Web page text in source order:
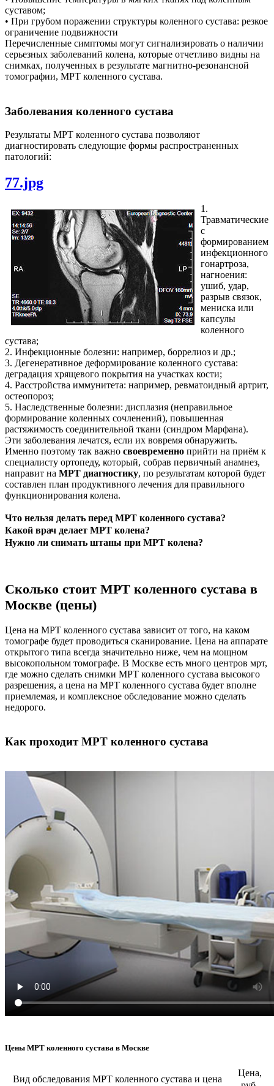
суставом;
• При грубом поражении структуры коленного сустава: резкое
ограничение подвижности
Перечисленные симптомы могут сигнализировать о наличии
серьезных заболеваний колена, которые отчетливо видны на
снимках, полученных в результате магнитно-резонансной
томографии, МРТ коленного сустава.
Заболевания коленного сустава
Результаты МРТ коленного сустава позволяют
диагностировать следующие формы распространенных
патологий:
77.jpg
1.
Травматические
с
формированием
инфекционного
гонартроза,
нагноения:
ушиб, удар,
разрыв связок,
мениска или
капсулы
коленного
сустава;
2. Инфекционные болезни: например, боррелиоз и др.;
3. Дегенеративное деформирование коленного сустава:
деградация хрящевого покрытия на участках кости;
4. Расстройства иммунитета: например, ревматоидный артрит,
остеопороз;
5. Наследственные болезни: дисплазия (неправильное
формирование коленных сочленений), повышенная
растяжимость соединительной ткани (синдром Марфана).
Эти заболевания лечатся, если их вовремя обнаружить.
Именно поэтому так важно своевременно прийти на приём к
специалисту ортопеду, который, собрав первичный анамнез,
направит на МРТ диагностику, по результатам которой будет
составлен план продуктивного лечения для правильного
функционирования колена.
Что нельзя делать перед МРТ коленного сустава?
Какой врач делает МРТ колена?
Нужно ли снимать штаны при МРТ колена?
Сколько стоит МРТ коленного сустава в
Москве (цены)
Цена на МРТ коленного сустава зависит от того, на каком
томографе будет проводиться сканирование. Цена на аппарате
открытого типа всегда значительно ниже, чем на мощном
высокопольном томографе. В Москве есть много центров мрт,
где можно сделать снимки МРТ коленного сустава высокого
разрешения, а цена на МРТ коленного сустава будет вполне
приемлемая, и комплексное обследование можно сделать
недорого.
Как проходит МРТ коленного сустава
Цены МРТ коленного сустава в Москве
Вид обследования МРТ коленного сустава и цена
Цена,